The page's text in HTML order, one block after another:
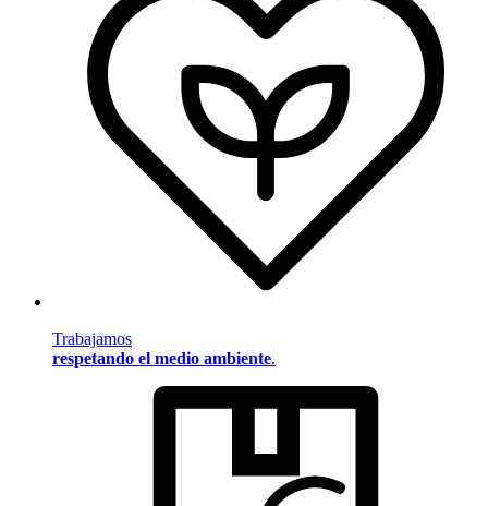
Trabajamos
respetando el medio ambiente.